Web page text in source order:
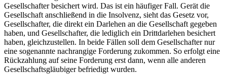
Gesellschafter besichert wird. Das ist ein häufiger Fall. Gerät die
Gesellschaft anschließend in die Insolvenz, sieht das Gesetz vor,
Gesellschafter, die direkt ein Darlehen an die Gesellschaft gegeben
haben, und Gesellschafter, die lediglich ein Drittdarlehen besichert
haben, gleichzustellen. In beide Fällen soll dem Gesellschafter nur
eine sogenannte nachrangige Forderung zukommen. So erfolgt eine
Rückzahlung auf seine Forderung erst dann, wenn alle anderen
Gesellschaftsgläubiger befriedigt wurden.